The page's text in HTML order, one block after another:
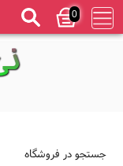
0
جستجو در فروشگاه